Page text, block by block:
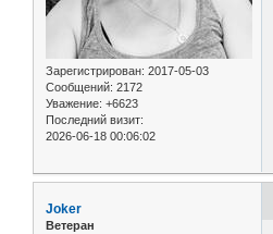
Зарегистрирован: 2017-05-03
Сообщений: 2172
Уважение: +6623
Последний визит:
2026-06-18 00:06:02
Joker
Ветеран